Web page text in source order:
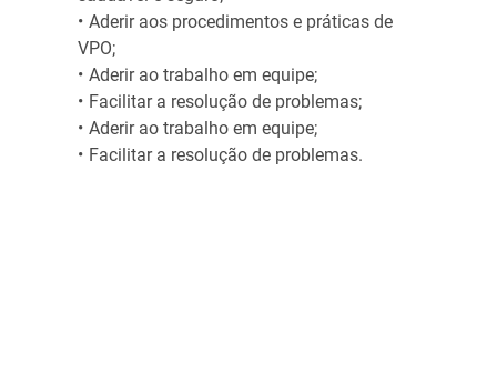
Aderir aos procedimentos e práticas de
VPO;
Aderir ao trabalho em equipe;
Facilitar a resolução de problemas;
Aderir ao trabalho em equipe;
Facilitar a resolução de problemas.